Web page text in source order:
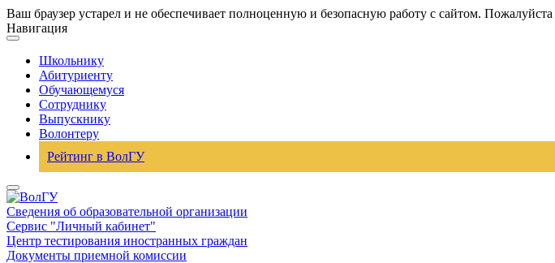
Ваш браузер устарел и не обеспечивает полноценную и безопасную работу с сайтом. Пожалуйста
Навигация
Школьнику
Абитуриенту
Обучающемуся
Сотруднику
Выпускнику
Волонтеру
Рейтинг в ВолГУ
Сведения об образовательной организации
Сервис "Личный кабинет"
Центр тестирования иностранных граждан
Документы приемной комиссии